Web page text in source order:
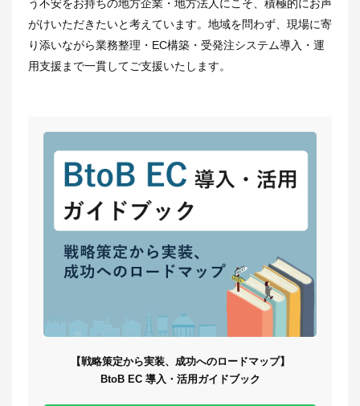
う不安をお持ちの地方企業・地方法人にこそ、積極的にお声
がけいただきたいと考えています。地域を問わず、現場に寄
り添いながら業務整理・EC構築・受発注システム導入・運
用支援まで一貫してご支援いたします。
【戦略策定から実装、成功へのロードマップ】
BtoB EC 導入・活用ガイドブック